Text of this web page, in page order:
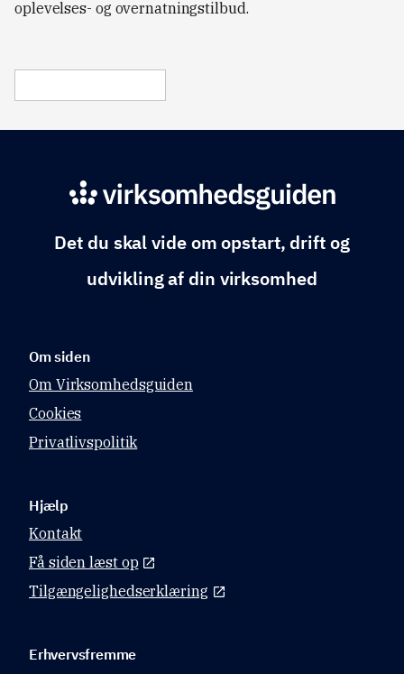
oplevelses- og overnatningstilbud.
Det du skal vide om opstart, drift og
udvikling af din virksomhed
Om siden
Om Virksomhedsguiden
Cookies
Privatlivspolitik
Hjælp
Kontakt
Få siden læst op
Tilgængelighedserklæring
Erhvervsfremme